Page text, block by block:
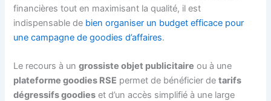
financières tout en maximisant la qualité, il est
indispensable de bien organiser un budget efficace pour
une campagne de goodies d’affaires.
Le recours à ungrossiste objet publicitaire ou à une
plateforme goodies RSE permet de bénéficier detarifs
dégressifs goodies et d’un accès simplifié à une large